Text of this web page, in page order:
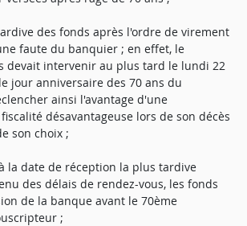
des fonds après l'ordre de virement
faute du banquier ; en effet, le
devait intervenir au plus tard le lundi 22
jour anniversaire des 70 ans du
ainsi l'avantage d'une
désavantageuse lors de son décès
son choix ;
la date de réception la plus tardive
des délais de rendez-vous, les fonds
de la banque avant le 70ème
;